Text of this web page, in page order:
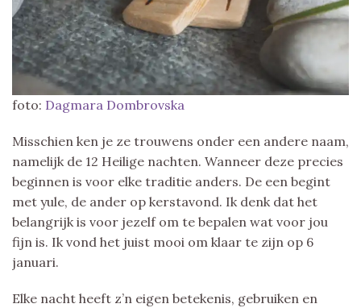
foto: Dagmara Dombrovska
Misschien ken je ze trouwens onder een andere naam,
namelijk de 12 Heilige nachten. Wanneer deze precies
beginnen is voor elke traditie anders. De een begint
met yule, de ander op kerstavond. Ik denk dat het
belangrijk is voor jezelf om te bepalen wat voor jou
fijn is. Ik vond het juist mooi om klaar te zijn op 6
januari.
Elke nacht heeft z’n eigen betekenis, gebruiken en